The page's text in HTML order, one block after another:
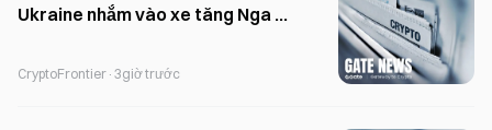
Ukraine nhắm vào xe tăng Nga ở
CryptoFrontier · 3giờ trước